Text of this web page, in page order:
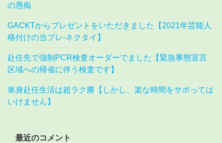
の愚痴
GACKTからプレゼントをいただきました【2021年芸能人
格付けの当プレ-ネクタイ】
赴任先で強制PCR検査オーダーでました【緊急事態宣言
区域への帰省に伴う検査です】
単身赴任生活は超ラク勝【しかし、楽な時間をサボっては
いけません】
最近のコメント